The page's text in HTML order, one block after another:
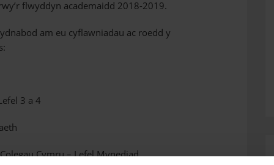
flwyddyn academaidd 2018-2019.
am eu cyflawniadau ac roedd y
3 a 4
Cymru – Lefel Mynediad